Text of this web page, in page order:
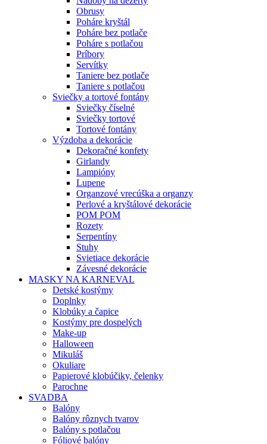
Obrusy
Poháre kryštál
Poháre bez potlače
Poháre s potlačou
Príbory
Servítky
Taniere bez potlače
Taniere s potlačou
Sviečky a tortové fontány
Sviečky číselné
Sviečky tortové
Tortové fontány
Výzdoba a dekorácie
Dekoračné konfety
Girlandy
Lampióny
Lupene
Organzové vrecúška a organzy
Perlové a kryštálové dekorácie
POM POM
Rozety
Serpentíny
Stuhy
Svietiace dekorácie
Závesné dekorácie
MASKY NA KARNEVAL
Detské kostýmy
Doplnky
Klobúky a čapice
Kostýmy pre dospelých
Make-up
Halloween
Mikuláš
Okuliare
Papierové klobúčiky, čelenky
Parochne
SVADBA
Balóny
Balóny rôznych tvarov
Balóny s potlačou
Fóliové balóny